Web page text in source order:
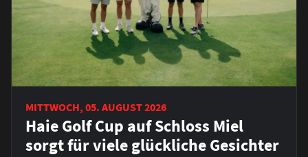
MITTWOCH, 05. AUGUST 2026
Haie Golf Cup auf Schloss Miel
sorgt für viele glückliche Gesichter